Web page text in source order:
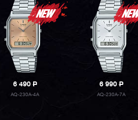
6 490 P
AQ-230A-4A
6 990P
AQ-230A-7A